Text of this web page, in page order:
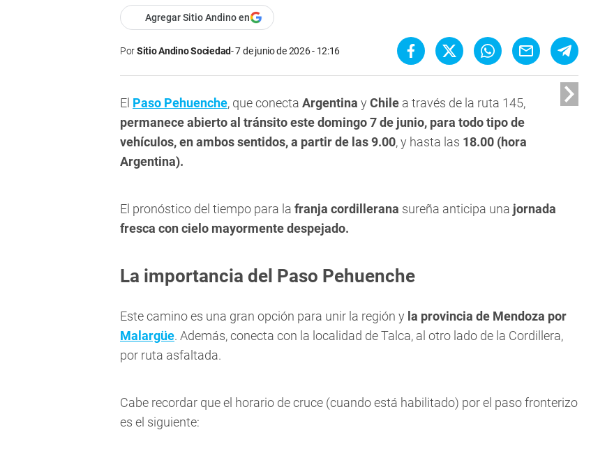
Agregar Sitio Andino en
PorSitio Andino Sociedad 7 de junio de 2026 - 12:16
El Paso Pehuenche, que conecta Argentina y Chile a través de la ruta 145,
permanece abierto al tránsito este domingo 7 de junio, para todo tipo de
vehículos, en ambos sentidos, a partir de las 9.00, y hasta las 18.00 (hora
Argentina).
El pronóstico del tiempo para la franja cordillerana sureña anticipa una jornada
fresca con cielo mayormente despejado.
La importancia del Paso Pehuenche
Este camino es una gran opción para unir la región y la provincia de Mendoza por
Malargüe. Además, conecta con la localidad de Talca, al otro lado de la Cordillera,
por ruta asfaltada.
Cabe recordar que el horario de cruce (cuando está habilitado) por el paso fronterizo
es el siguiente: